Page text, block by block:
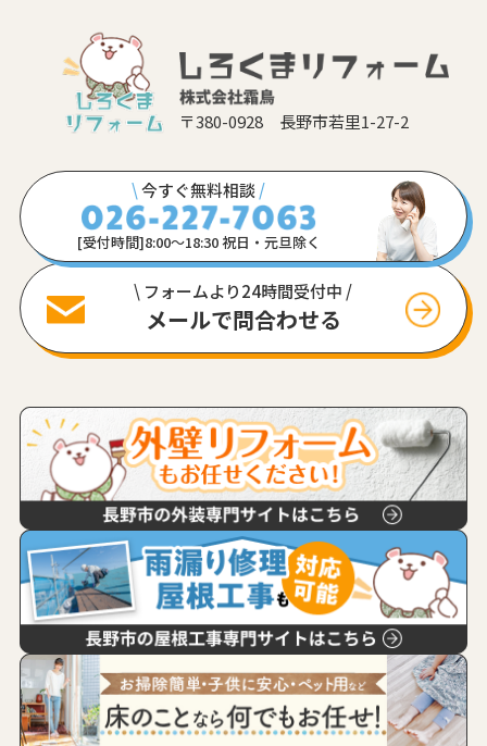
〒380-0928 長野市若里1-27-2
\今すぐ無料相談/
[受付時間]8:00〜18:30 祝日・元旦除く
\ フォームより24時間受付中 /
メールで問合わせる